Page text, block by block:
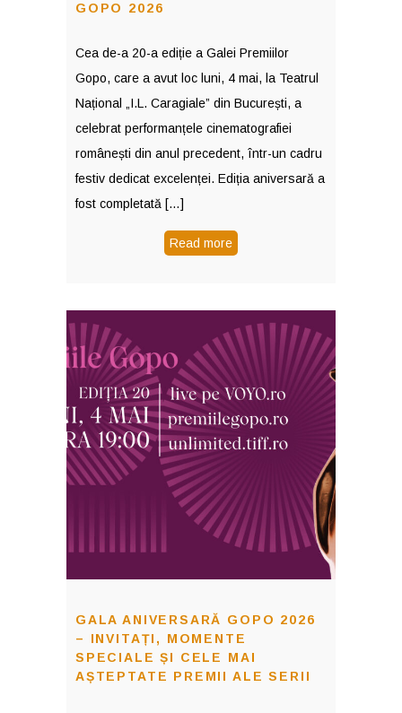
GOPO 2026
Cea de-a 20-a ediție a Galei Premiilor
Gopo, care a avut loc luni, 4 mai, la Teatrul
Național „I.L. Caragiale” din București, a
celebrat performanțele cinematografiei
românești din anul precedent, într-un cadru
festiv dedicat excelenței. Ediția aniversară a
fost completată […]
Read more
GALA ANIVERSARĂ GOPO 2026
– INVITAȚI, MOMENTE
SPECIALE ȘI CELE MAI
AȘTEPTATE PREMII ALE SERII